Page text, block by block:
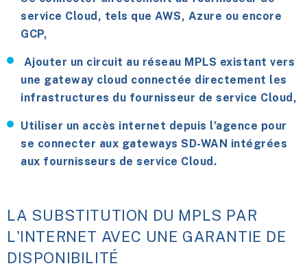
service Cloud, tels que AWS, Azure ou encore
GCP,
Ajouter un circuit au réseau MPLS existant vers
une gateway cloud connectée directement les
infrastructures du fournisseur de service Cloud,
Utiliser un accès internet depuis l’agence pour
se connecter aux gateways SD-WAN intégrées
aux fournisseurs de service Cloud.
LA SUBSTITUTION DU MPLS PAR
L'INTERNET AVEC UNE GARANTIE DE
DISPONIBILITÉ